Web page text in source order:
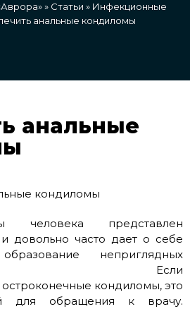
» Статьи » Инфекционные
анальные кондиломы
анальные
человека представлен
довольно часто дает о себе
неприглядных
Если
кондиломы, это
для обращения к врачу.